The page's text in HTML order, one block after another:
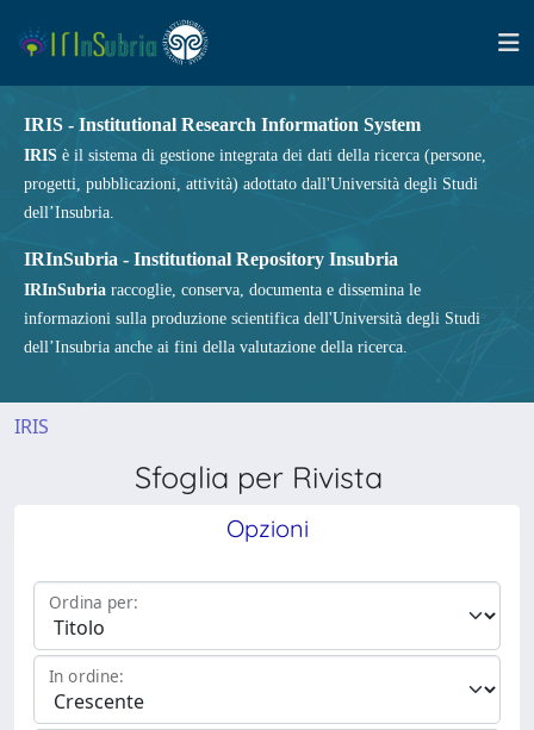
IRIS - Institutional Research Information System
IRIS è il sistema di gestione integrata dei dati della ricerca (persone,
progetti, pubblicazioni, attività) adottato dall'Università degli Studi
dell’Insubria.
IRInSubria - Institutional Repository Insubria
IRInSubria raccoglie, conserva, documenta e dissemina le
informazioni sulla produzione scientifica dell'Università degli Studi
dell’Insubria anche ai fini della valutazione della ricerca.
IRIS
Sfoglia per Rivista
Opzioni
Ordina per:
In ordine: